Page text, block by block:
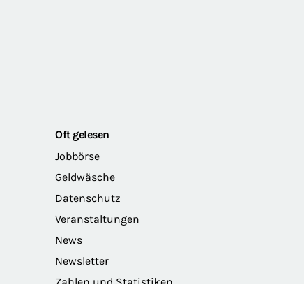
Oft gelesen
Jobbörse
Geldwäsche
Datenschutz
Veranstaltungen
News
Newsletter
Zahlen und Statistiken